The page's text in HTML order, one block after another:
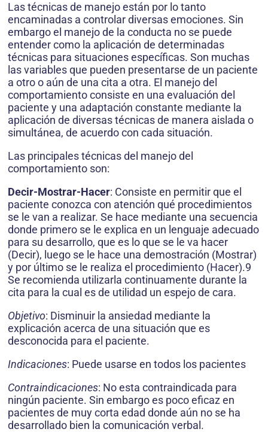
Las técnicas de manejo están por lo tanto
encaminadas a controlar diversas emociones. Sin
embargo el manejo de la conducta no se puede
entender como la aplicación de determinadas
técnicas para situaciones específicas. Son muchas
las variables que pueden presentarse de un paciente
a otro o aún de una cita a otra. El manejo del
comportamiento consiste en una evaluación del
paciente y una adaptación constante mediante la
aplicación de diversas técnicas de manera aislada o
simultánea, de acuerdo con cada situación.
Las principales técnicas del manejo del
comportamiento son:
Decir-Mostrar-Hacer: Consiste en permitir que el
paciente conozca con atención qué procedimientos
se le van a realizar. Se hace mediante una secuencia
donde primero se le explica en un lenguaje adecuado
para su desarrollo, que es lo que se le va hacer
(Decir), luego se le hace una demostración (Mostrar)
y por último se le realiza el procedimiento (Hacer).9
Se recomienda utilizarla continuamente durante la
cita para la cual es de utilidad un espejo de cara.
Objetivo: Disminuir la ansiedad mediante la
explicación acerca de una situación que es
desconocida para el paciente.
Indicaciones: Puede usarse en todos los pacientes
Contraindicaciones: No esta contraindicada para
ningún paciente. Sin embargo es poco eficaz en
pacientes de muy corta edad donde aún no se ha
desarrollado bien la comunicación verbal.